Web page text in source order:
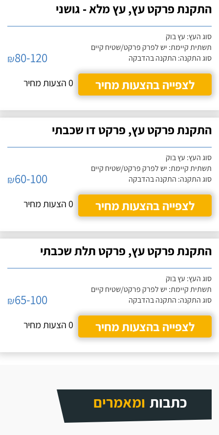
התקנת פרקט עץ, עץ מלא - גושני
סוג העץ: עץ בוק
תשתית קיימת: יש לפרק פרקט/שטיח קיים
סוג התקנה: התקנה בהדבקה
₪80-120
לצפייה בהצעות מחיר
0 הצעות מחיר
התקנת פרקט עץ, פרקט דו שכבתי
סוג העץ: עץ בוק
תשתית קיימת: יש לפרק פרקט/שטיח קיים
סוג התקנה: התקנה בהדבקה
₪60-100
לצפייה בהצעות מחיר
0 הצעות מחיר
התקנת פרקט עץ, פרקט תלת שכבתי
סוג העץ: עץ בוק
תשתית קיימת: יש לפרק פרקט/שטיח קיים
סוג התקנה: התקנה בהדבקה
₪65-100
לצפייה בהצעות מחיר
0 הצעות מחיר
כתבות ומאמרים